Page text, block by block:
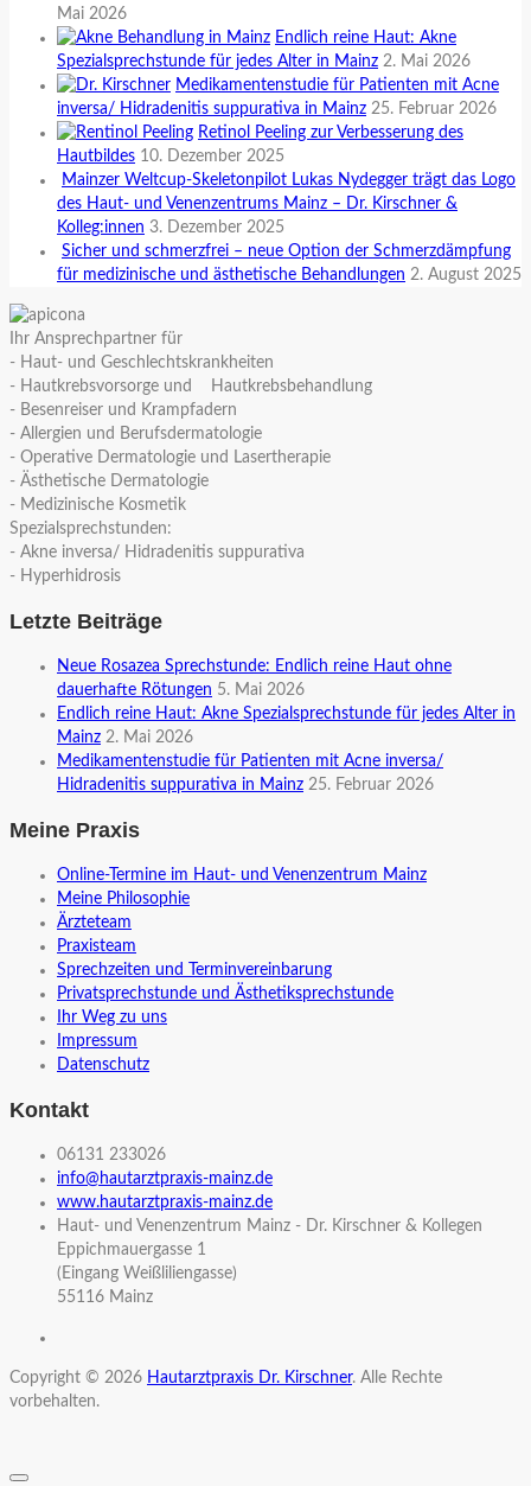
Mai 2026
Endlich reine Haut: Akne
Spezialsprechstunde für jedes Alter in Mainz 2. Mai 2026
Medikamentenstudie für Patienten mit Acne
inversa/ Hidradenitis suppurativa in Mainz 25. Februar 2026
Retinol Peeling zur Verbesserung des
Hautbildes 10. Dezember 2025
Mainzer Weltcup-Skeletonpilot Lukas Nydegger trägt das Logo
des Haut- und Venenzentrums Mainz – Dr. Kirschner &
Kolleg:innen 3. Dezember 2025
Sicher und schmerzfrei – neue Option der Schmerzdämpfung
für medizinische und ästhetische Behandlungen 2. August 2025
Ihr Ansprechpartner für
- Haut- und Geschlechtskrankheiten
- Hautkrebsvorsorge und Hautkrebsbehandlung
- Besenreiser und Krampfadern
- Allergien und Berufsdermatologie
- Operative Dermatologie und Lasertherapie
- Ästhetische Dermatologie
- Medizinische Kosmetik
Spezialsprechstunden:
- Akne inversa/ Hidradenitis suppurativa
- Hyperhidrosis
Letzte Beiträge
Neue Rosazea Sprechstunde: Endlich reine Haut ohne
dauerhafte Rötungen 5. Mai 2026
Endlich reine Haut: Akne Spezialsprechstunde für jedes Alter in
Mainz 2. Mai 2026
Medikamentenstudie für Patienten mit Acne inversa/
Hidradenitis suppurativa in Mainz 25. Februar 2026
Meine Praxis
Online-Termine im Haut- und Venenzentrum Mainz
Meine Philosophie
Ärzteteam
Praxisteam
Sprechzeiten und Terminvereinbarung
Privatsprechstunde und Ästhetiksprechstunde
Ihr Weg zu uns
Impressum
Datenschutz
Kontakt
06131 233026
info@hautarztpraxis-mainz.de
www.hautarztpraxis-mainz.de
Haut- und Venenzentrum Mainz - Dr. Kirschner & Kollegen
Eppichmauergasse 1
(Eingang Weißliliengasse)
55116 Mainz
Copyright © 2026 Hautarztpraxis Dr. Kirschner. Alle Rechte
vorbehalten.